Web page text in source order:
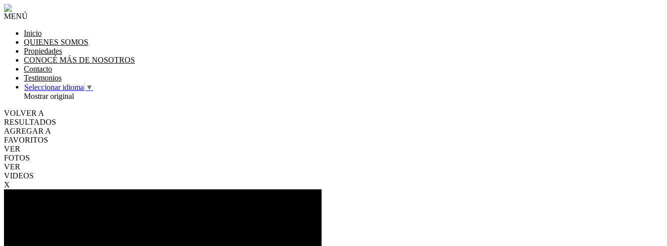
MENÚ
Inicio
QUIENES SOMOS
Propiedades
CONOCÉ MÁS DE NOSOTROS
Contacto
Testimonios
Seleccionar idioma ▼
Mostrar original
VOLVER A
RESULTADOS
AGREGAR A
FAVORITOS
VER
FOTOS
VER
VIDEOS
X